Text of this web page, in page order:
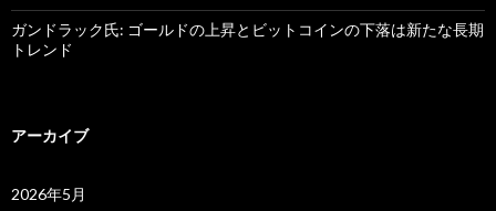
ガンドラック氏: ゴールドの上昇とビットコインの下落は新たな長期
トレンド
アーカイブ
2026年5月